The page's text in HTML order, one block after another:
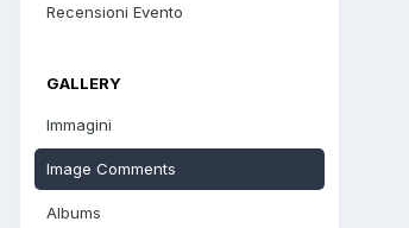
Recensioni Evento
GALLERY
Immagini
Image Comments
Albums